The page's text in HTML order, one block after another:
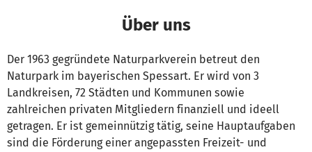
Über uns
Der 1963 gegründete Naturparkverein betreut den
Naturpark im bayerischen Spessart. Er wird von 3
Landkreisen, 72 Städten und Kommunen sowie
zahlreichen privaten Mitgliedern finanziell und ideell
getragen. Er ist gemeinnützig tätig, seine Hauptaufgaben
sind die Förderung einer angepassten Freizeit- und